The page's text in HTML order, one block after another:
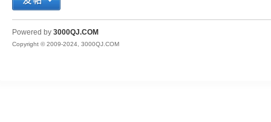
QJ
Powered by 3000QJ.COM
Copyright © 2009-2024, 3000QJ.COM